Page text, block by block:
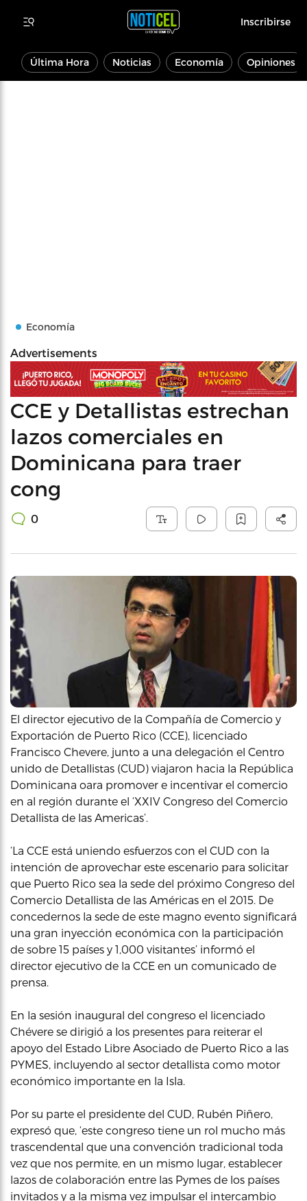
Inscribirse
Última Hora Noticias Economía Opiniones
Economía
Advertisements
CCE y Detallistas estrechan
lazos comerciales en
Dominicana para traer
cong
0
El director ejecutivo de la Compañía de Comercio y
Exportación de Puerto Rico (CCE), licenciado
Francisco Chevere, junto a una delegación el Centro
unido de Detallistas (CUD) viajaron hacia la República
Dominicana oara promover e incentivar el comercio
en al región durante el ‘XXIV Congreso del Comercio
Detallista de las Americas’.
‘La CCE está uniendo esfuerzos con el CUD con la
intención de aprovechar este escenario para solicitar
que Puerto Rico sea la sede del próximo Congreso del
Comercio Detallista de las Américas en el 2015. De
concedernos la sede de este magno evento significará
una gran inyección económica con la participación
de sobre 15 países y 1,000 visitantes’ informó el
director ejecutivo de la CCE en un comunicado de
prensa.
En la sesión inaugural del congreso el licenciado
Chévere se dirigió a los presentes para reiterar el
apoyo del Estado Libre Asociado de Puerto Rico a las
PYMES, incluyendo al sector detallista como motor
económico importante en la Isla.
Por su parte el presidente del CUD, Rubén Piñero,
expresó que, ‘este congreso tiene un rol mucho más
trascendental que una convención tradicional toda
vez que nos permite, en un mismo lugar, establecer
lazos de colaboración entre las Pymes de los países
invitados y a la misma vez impulsar el intercambio